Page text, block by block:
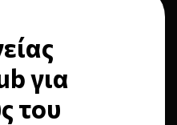
για
του